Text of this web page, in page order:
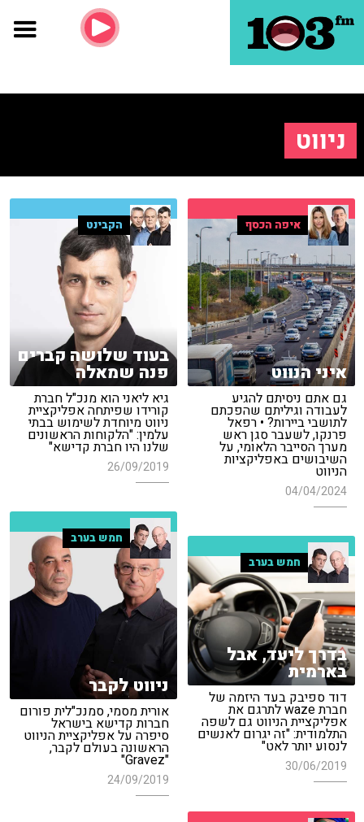
ניווט
איפה הכסף
איני הנווט
גם אתם ניסיתם להגיע
לעבודה וגיליתם שהפכתם
לתושבי ביירות? • רפאל
פרנקו, לשעבר סגן ראש
מערך הסייבר הלאומי, על
השיבושים באפליקציות
הניווט
04/04/2024
הקבינט
בעוד שלושה קברים
פנה שמאלה
גיא ליאני הוא מנכ"ל חברת
קורידו שפיתחה אפליקציית
ניווט מיוחדת לשימוש בבתי
עלמין: "הלקוחות הראשונים
שלנו היו חברת קדישא"
26/09/2019
חמש בערב
ניווט לקבר
אורית מסמי, סמנכ"לית פורום
חברות קדישא בישראל
סיפרה על אפליקציית הניווט
הראשונה בעולם לקבר,
"Gravez"
24/09/2019
חמש בערב
בדרך ליעד, אבל
בארמית
דוד ספיבק בעד היזמה של
חברת waze לתרגם את
אפליקציית הניווט גם לשפה
התלמודית: "זה יגרום לאנשים
לנסוע יותר לאט"
30/06/2019